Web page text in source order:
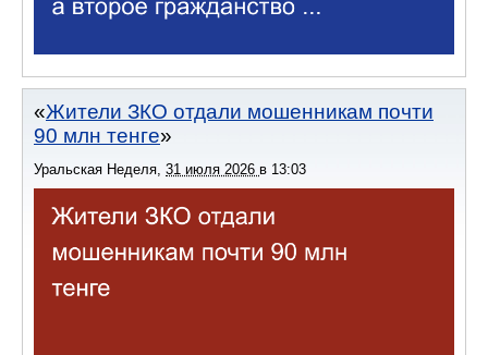
Жители ЗКО отдали мошенникам почти
90 млн тенге
Уральская Неделя 31 июля 2026 в 13:03